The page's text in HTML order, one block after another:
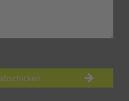
abschicken